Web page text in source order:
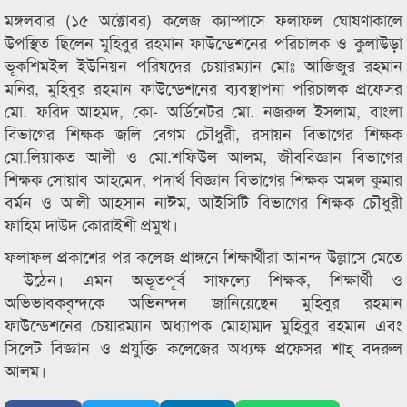
মঙ্গলবার (১৫ অক্টোবর) কলেজ ক্যাম্পাসে ফলাফল ঘোষণাকালে
উপস্থিত ছিলেন মুহিবুর রহমান ফাউন্ডেশনের পরিচালক ও কুলাউড়া
ভূকশিমইল ইউনিয়ন পরিষদের চেয়ারম্যান মোঃ আজিজুর রহমান
মনির, মুহিবুর রহমান ফাউন্ডেশনের ব্যবস্থাপনা পরিচালক প্রফেসর
মো. ফরিদ আহমদ, কো- অর্ডিনেটর মো. নজরুল ইসলাম, বাংলা
বিভাগের শিক্ষক জলি বেগম চৌধুরী, রসায়ন বিভাগের শিক্ষক
মো.লিয়াকত আলী ও মো.শফিউল আলম, জীববিজ্ঞান বিভাগের
শিক্ষক সোয়াব আহমেদ, পদার্থ বিজ্ঞান বিভাগের শিক্ষক অমল কুমার
বর্মন ও আলী আহসান নাঈম, আইসিটি বিভাগের শিক্ষক চৌধুরী
ফাহিম দাউদ কোরাইশী প্রমুখ।
ফলাফল প্রকাশের পর কলেজ প্রাঙ্গনে শিক্ষার্থীরা আনন্দ উল্লাসে মেতে
উঠেন। এমন অভূতপূর্ব সাফল্যে শিক্ষক, শিক্ষার্থী ও
অভিভাবকবৃন্দকে অভিনন্দন জানিয়েছেন মুহিবুর রহমান
ফাউন্ডেশনের চেয়ারম্যান অধ্যাপক মোহাম্মদ মুহিবুর রহমান এবং
সিলেট বিজ্ঞান ও প্রযুক্তি কলেজের অধ্যক্ষ প্রফেসর শাহ্ বদরুল
আলম।